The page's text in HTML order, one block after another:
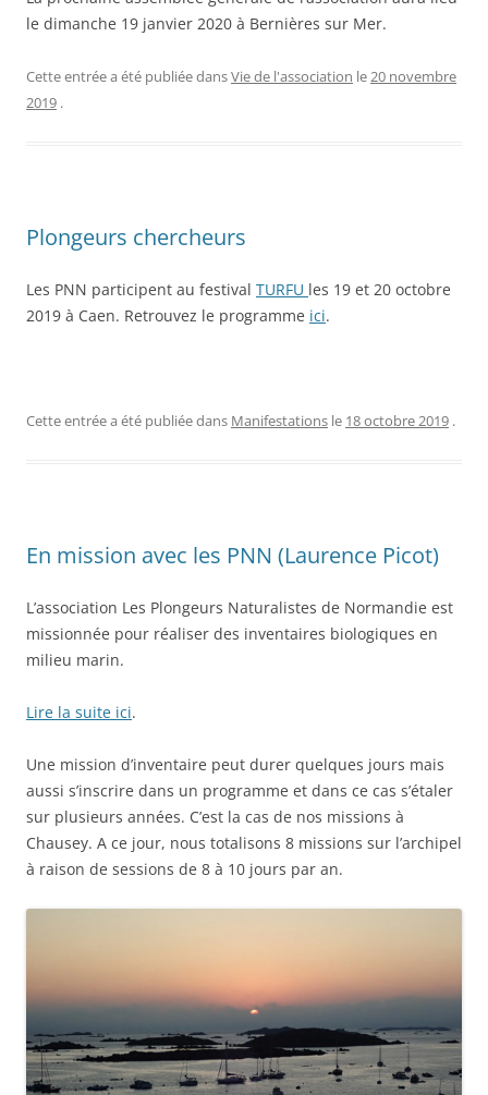
le dimanche 19 janvier 2020 à Bernières sur Mer.
Cette entrée a été publiée dansVie de l'association le20 novembre
2019 .
Plongeurs chercheurs
Les PNN participent au festival TURFU les 19 et 20 octobre
2019 à Caen. Retrouvez le programme ici.
Cette entrée a été publiée dans Manifestations le 18 octobre 2019 .
En mission avec les PNN (Laurence Picot)
L’association Les Plongeurs Naturalistes de Normandie est
missionnée pour réaliser des inventaires biologiques en
milieu marin.
Lire la suite ici.
Une mission d’inventaire peut durer quelques jours mais
aussi s’inscrire dans un programme et dans ce cas s’étaler
sur plusieurs années. C’est la cas de nos missions à
Chausey. A ce jour, nous totalisons 8 missions sur l’archipel
à raison de sessions de 8 à 10 jours par an.